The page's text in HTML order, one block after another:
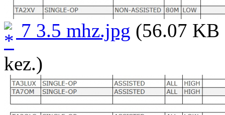
7 3.5 mhz.jpg (56.07 KB
kez.)